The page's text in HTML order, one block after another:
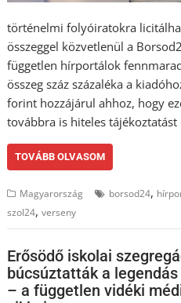
történelmi folyóiratokra
összeggel közvetlenül a
független hírportálok
összeg száz százaléka a
forint hozzájárul ahhoz, hogy
továbbra is hiteles
TOVÁBB OLVASOM
Magyarország borsod24,
szol24,verseny
Erősödő iskolai
búcsúztatták a
– a független vidéki